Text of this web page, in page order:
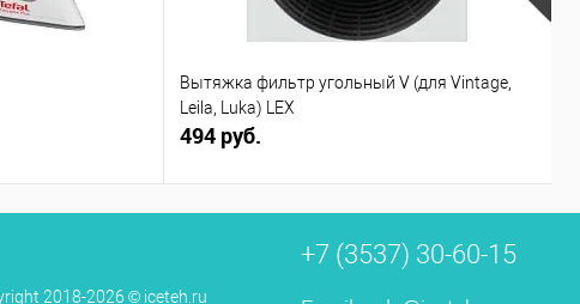
Вытяжка фильтр угольный V (для Vintage,
Leila, Luka) LEX
494 руб.
2018-2026 © iceteh.ru
+7 (3537) 30-60-15